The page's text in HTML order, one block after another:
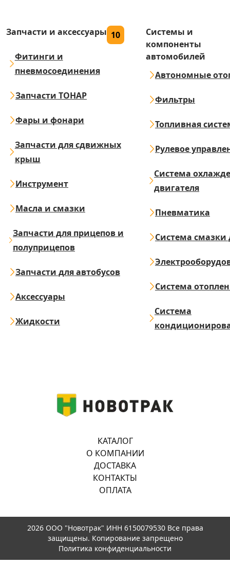
Запчасти и аксессуары 10
Фитинги и
пневмосоединения
Запчасти ТОНАР
Фары и фонари
Запчасти для сдвижных
крыш
Инструмент
Масла и смазки
Запчасти для прицепов и
полуприцепов
Запчасти для автобусов
Аксессуары
Жидкости
Системы и
компоненты
автомобилей
Автономные
Фильтры
Топливная
Рулевое
Система
двигателя
Пневматика
Система смазки
Система
Система
КАТАЛОГ
О КОМПАНИИ
ДОСТАВКА
КОНТАКТЫ
ОПЛАТА
2026 ООО "Новотрак" ИНН 6150079530 Все права
защищены. Копирование запрещено
Политика конфиденциальности